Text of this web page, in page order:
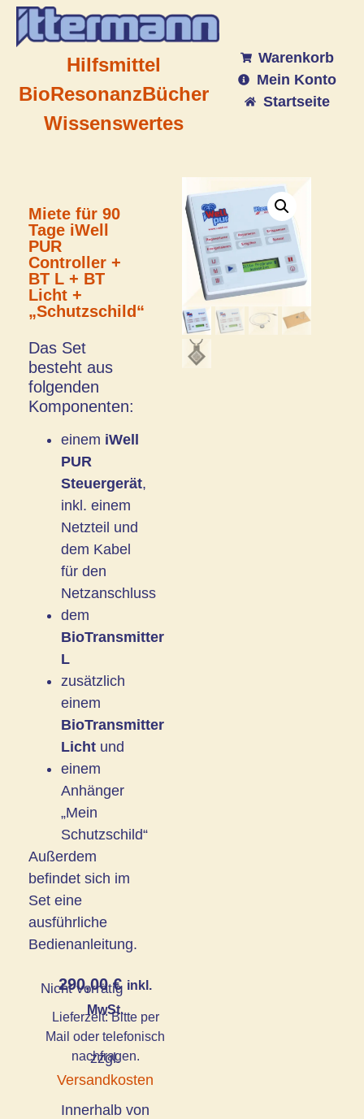
Hilfsmittel
BioResonanzBücher
Wissenswertes
Warenkorb
Mein Konto
Startseite
Miete für 90
Tage iWell
PUR
Controller +
BT L + BT
Licht +
„Schutzschild“
Das Set
besteht aus
folgenden
Komponenten:
einem iWell
PUR
Steuergerät,
inkl. einem
Netzteil und
dem Kabel
für den
Netzanschluss
dem
BioTransmitter
L
zusätzlich
einem
BioTransmitter
Licht und
einem
Anhänger
„Mein
Schutzschild“
Außerdem
befindet sich im
Set eine
ausführliche
Bedienanleitung.
290,00€ inkl.
MwSt.
Nicht vorrätig
Lieferzeit:Bitte per
Mail oder telefonisch
nachfragen.
zzgl.
Versandkosten
Innerhalb von